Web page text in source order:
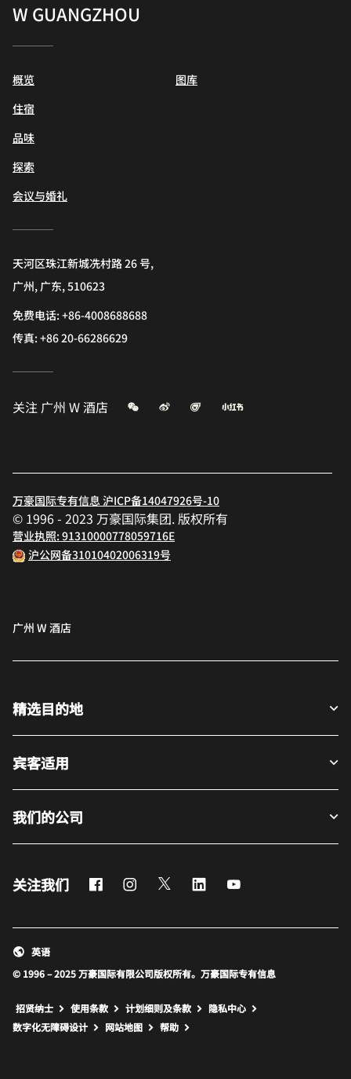
W GUANGZHOU
概览
住宿
品味
探索
会议与婚礼
图库
天河区珠江新城冼村路 26 号,
广州, 广东, 510623
免费电话:+86-4008688688
传真:+86 20-66286629
关注 广州 W 酒店 微信 微博 飞猪 小红书
万豪国际专有信息 沪ICP备14047926号-10
© 1996 - 2023 万豪国际集团. 版权所有
营业执照: 91310000778059716E
沪公网备31010402006319号
广州 W 酒店
精选目的地
宾客适用
我们的公司
关注我们 FacebookInstagram
Twitter LinkedIn
© 1996 – 2025 万豪国际有限公司版权所有。万豪国际专有信息
英语
招贤纳士 使用条款 计划细则及条款
隐私中心
数字化无障碍设计
网站地图 打开新窗口
帮助